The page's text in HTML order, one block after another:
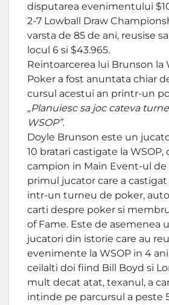
disputarea evenimentului
2-7 Lowball Draw
varsta de 85 de ani, reusise
locul 6 si $43.965.
Reintoarcerea lui Brunson la
Poker a fost anuntata chiar
cursul acestui an printr-un
„Planuiesc sa joc cateva
WSOP”.
Doyle Brunson este un
10 bratari castigate la WSOP,
campion in Main Event-ul de
primul jucator care a castigat
intr-un turneu de poker,
carti despre poker si membru
of Fame. Este de asemenea
jucatori din istorie care au
evenimente la WSOP in 4
ceilalti doi fiind Bill Boyd si
mult decat atat, texanul, a
intinde pe parcursul a peste